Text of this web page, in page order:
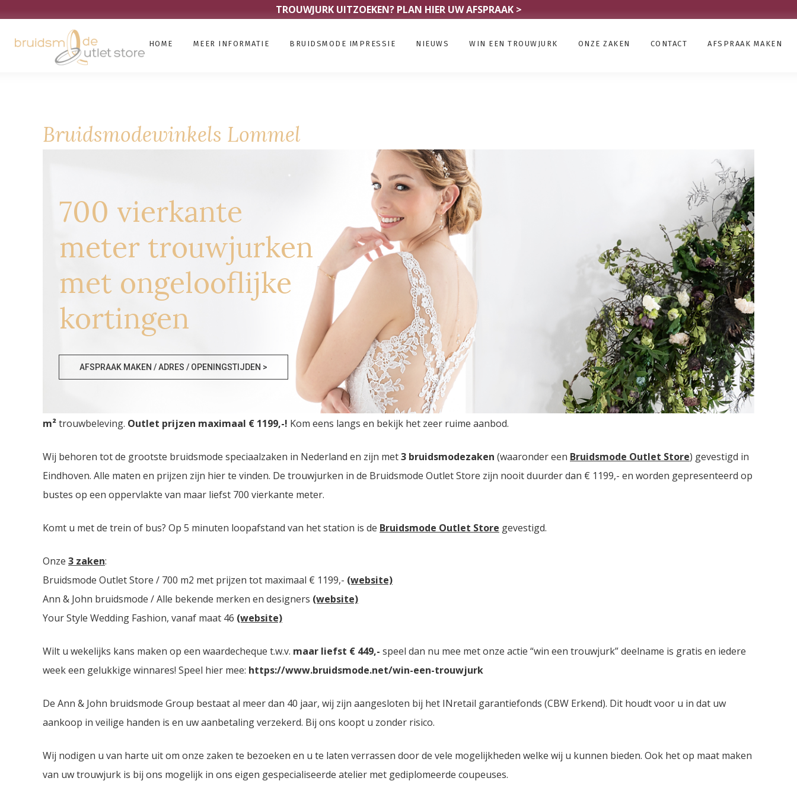
TROUWJURK UITZOEKEN? PLAN HIER UW AFSPRAAK >
HOME MEER INFORMATIE BRUIDSMODE IMPRESSIE NIEUWS WIN EEN TROUWJURK ONZE ZAKEN CONTACT AFSPRAAK MAKEN
Bruidsmodewinkels Lommel
700 vierkante
meter trouwjurken
met ongelooflijke
kortingen
AFSPRAAK MAKEN / ADRES / OPENINGSTIJDEN >
Bruidsmodewinkels Lommel
grootste Trouwjurken Outlet Store van Nederland vindt u in Eindhoven. Drie bruidsmodezaken met in totaal meer dan2000
m²trouwbeleving. Outlet prijzen maximaal € 1199,-! Kom eens langs en bekijk het zeer ruime aanbod.
Wij behoren tot de grootste bruidsmode speciaalzaken in Nederland en zijn met3 bruidsmodezaken (waaronder een Bruidsmode Outlet Store) gevestigd in
Eindhoven. Alle maten en prijzen zijn hier te vinden. De trouwjurken in de Bruidsmode Outlet Store zijn nooit duurder dan € 1199,- en worden gepresenteerd op
bustes op een oppervlakte van maar liefst 700 vierkante meter.
Komt u met de trein of bus? Op 5 minuten loopafstand van het station is de Bruidsmode Outlet Store gevestigd.
Onze 3 zaken:
Bruidsmode Outlet Store / 700 m2 met prijzen tot maximaal € 1199,- (website)
Ann & John bruidsmode / Alle bekende merken en designers (website)
Your Style Wedding Fashion, vanaf maat 46 (website)
Wilt u wekelijks kans maken op een waardecheque t.w.v. maar liefst € 449,- speel dan nu mee met onze actie “win een trouwjurk” deelname is gratis en iedere
week een gelukkige winnares! Speel hier mee: https://www.bruidsmode.net/win-een-trouwjurk
De Ann & John bruidsmode Group bestaat al meer dan 40 jaar, wij zijn aangesloten bij het INretail garantiefonds (CBW Erkend). Dit houdt voor u in dat uw
aankoop in veilige handen is en uw aanbetaling verzekerd. Bij ons koopt u zonder risico.
Wij nodigen u van harte uit om onze zaken te bezoeken en u te laten verrassen door de vele mogelijkheden welke wij u kunnen bieden. Ook het op maat maken
van uw trouwjurk is bij ons mogelijk in ons eigen gespecialiseerde atelier met gediplomeerde coupeuses.